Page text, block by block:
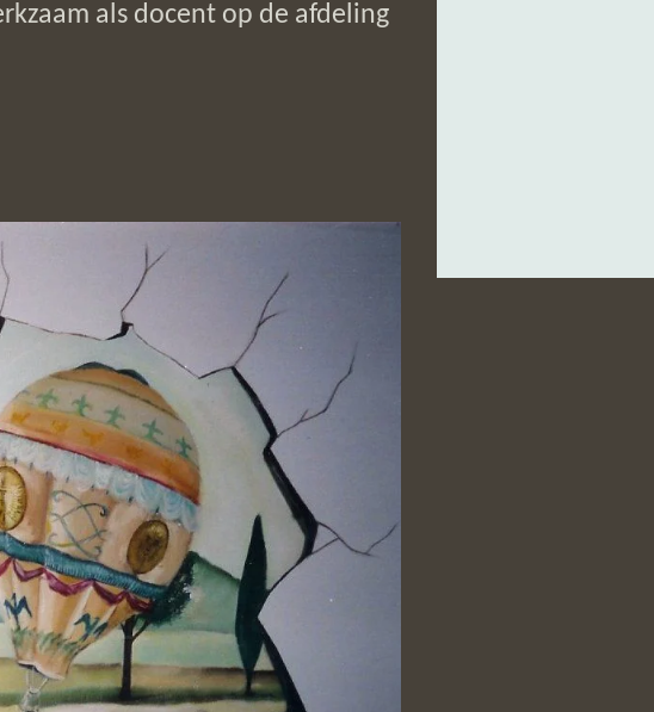
als docent op de afdeling